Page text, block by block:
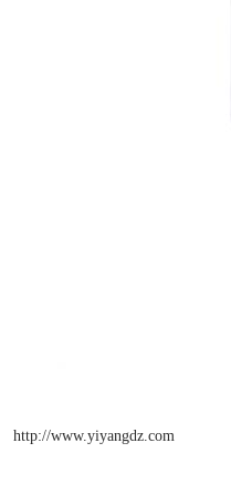
http://www.yiyangdz.com